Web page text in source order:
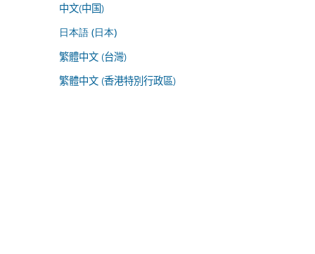
中文(中国)
日本語 (日本)
繁體中文 (台灣)
繁體中文 (香港特別行政區)